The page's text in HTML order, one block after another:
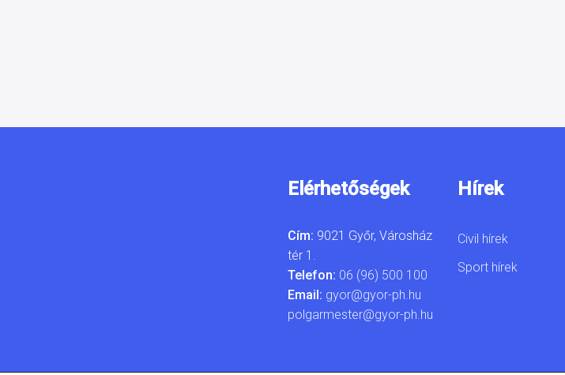
Elérhetőségek
Cím: 9021 Győr, Városház
tér 1.
Telefon: 06 (96) 500 100
Email: gyor@gyor-ph.hu
polgarmester@gyor-ph.hu
Hírek
Civil hírek
Sport hírek